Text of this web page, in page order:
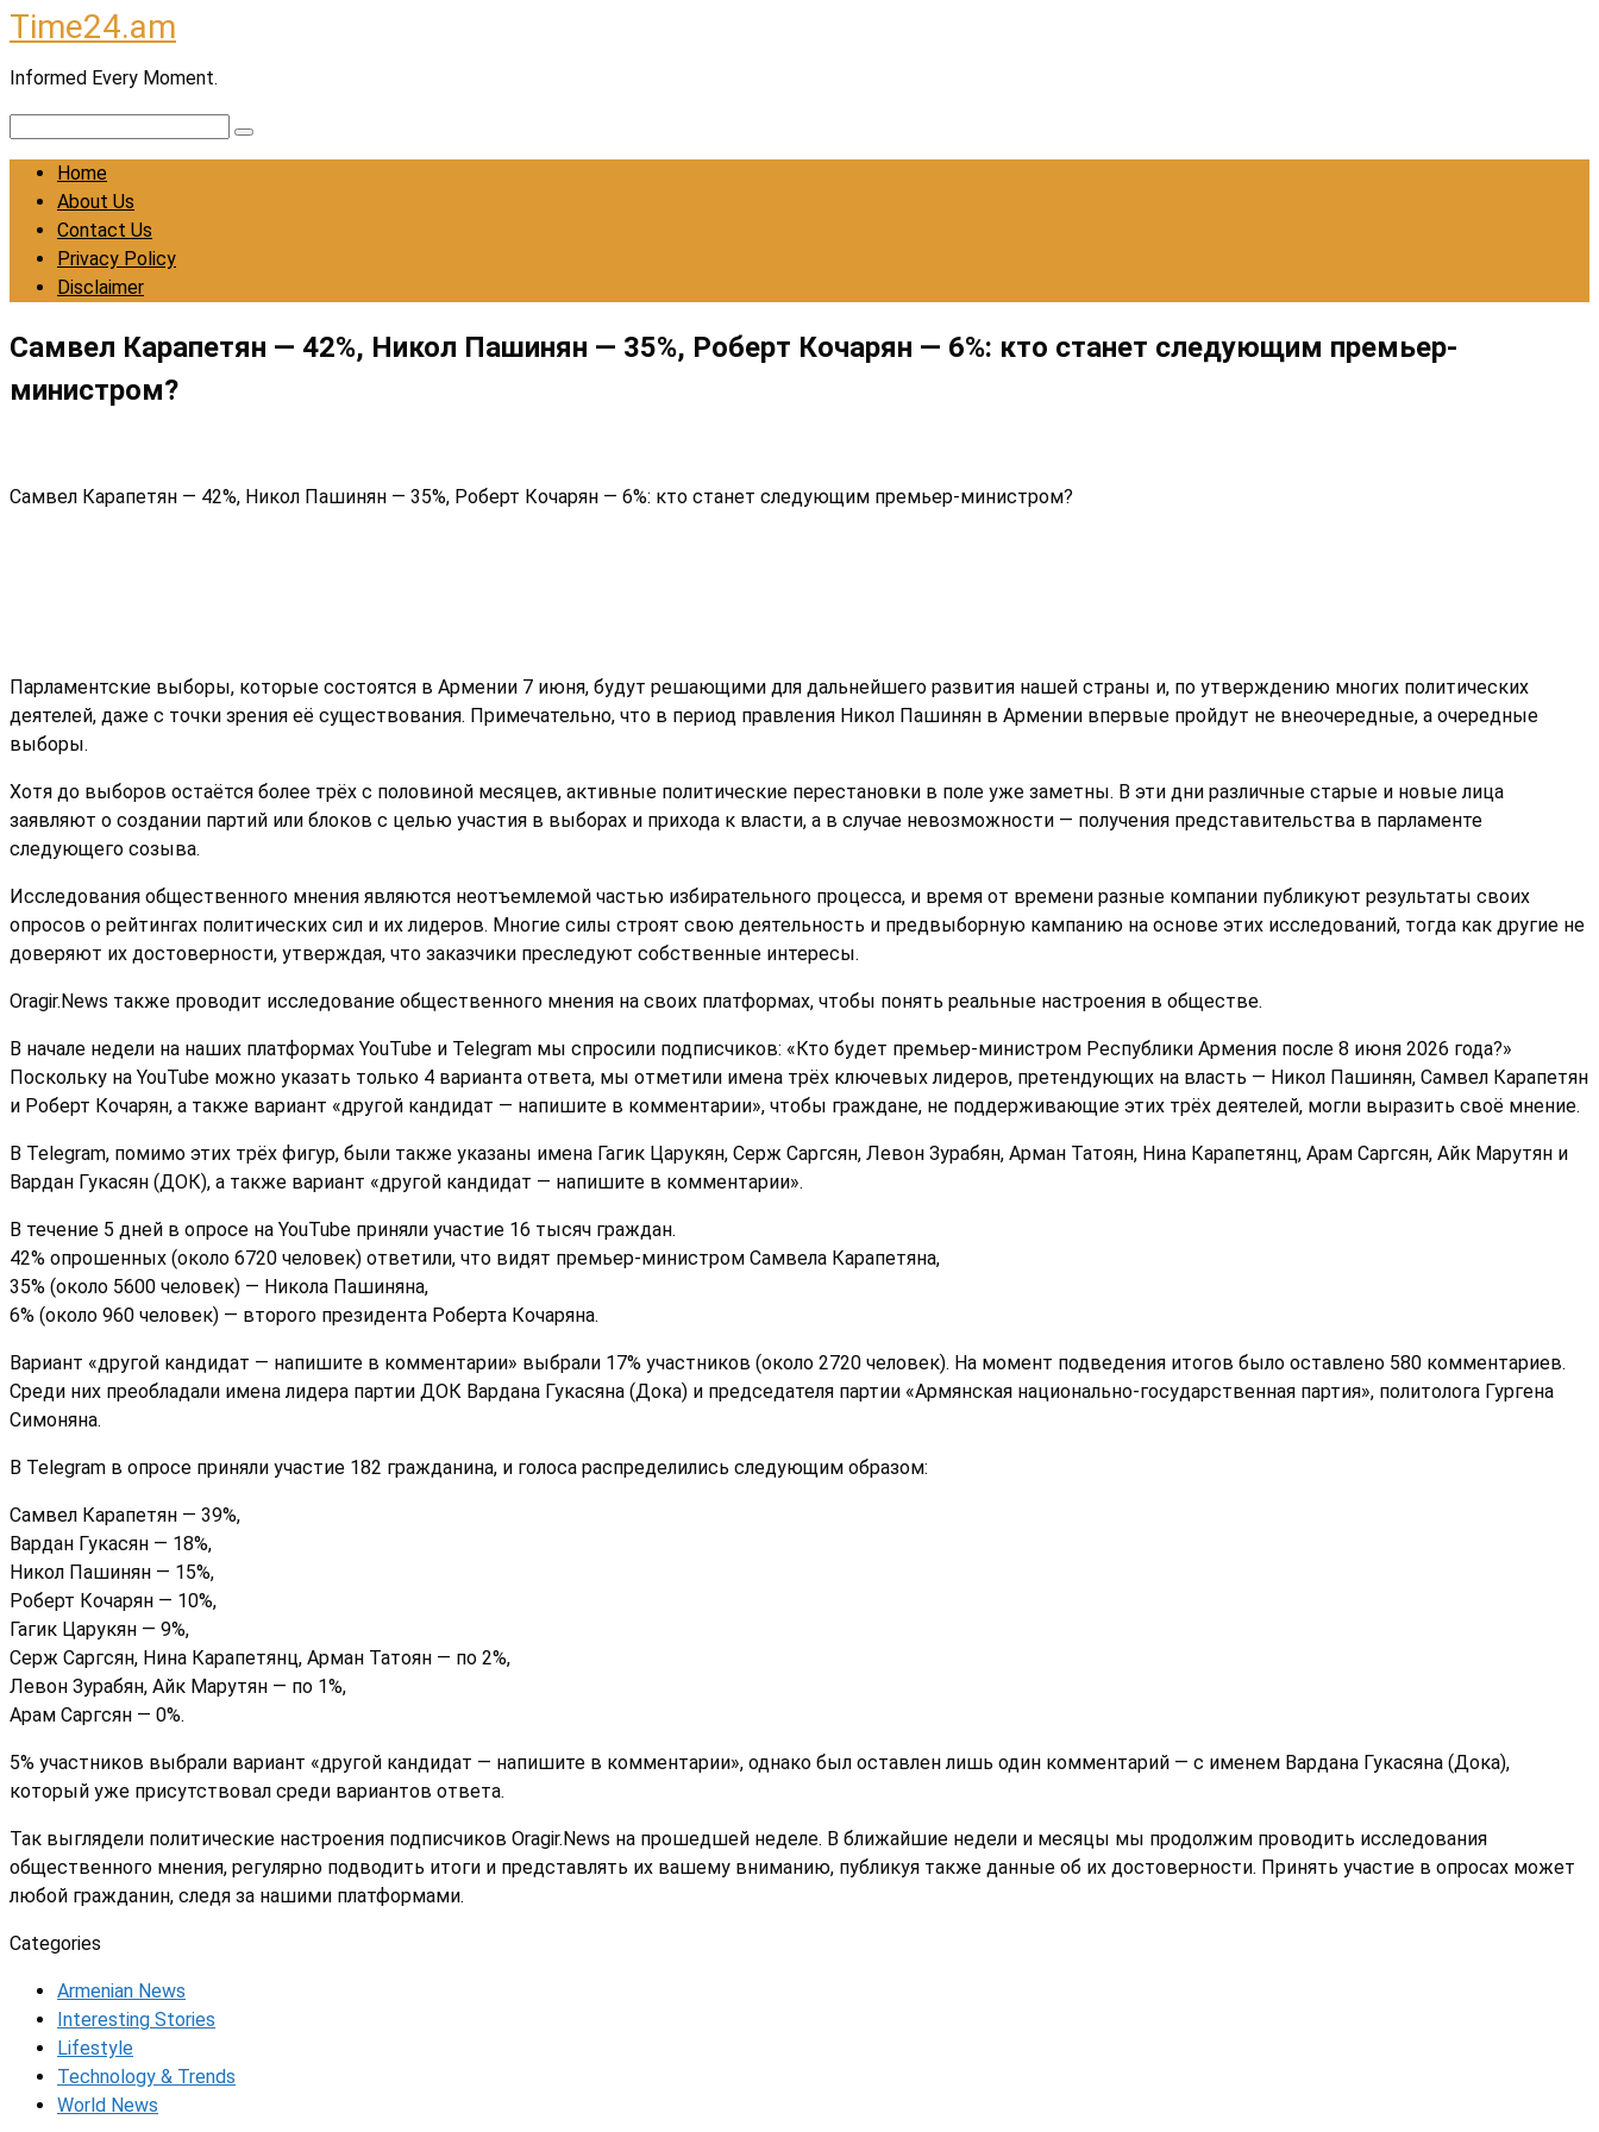
Skip
to
content
Time24.am
Informed Every Moment.
Home
About Us
Contact Us
Privacy Policy
Disclaimer
Самвел Карапетян — 42%, Никол Пашинян — 35%, Роберт Кочарян — 6%: кто станет следующим премьер-
министром?
Самвел Карапетян — 42%, Никол Пашинян — 35%, Роберт Кочарян — 6%: кто станет следующим премьер-министром?
Парламентские выборы, которые состоятся в Армении 7 июня, будут решающими для дальнейшего развития нашей страны и, по утверждению многих политических
деятелей, даже с точки зрения её существования. Примечательно, что в период правления Никол Пашинян в Армении впервые пройдут не внеочередные, а очередные
выборы.
Хотя до выборов остаётся более трёх с половиной месяцев, активные политические перестановки в поле уже заметны. В эти дни различные старые и новые лица
заявляют о создании партий или блоков с целью участия в выборах и прихода к власти, а в случае невозможности — получения представительства в парламенте
следующего созыва.
Исследования общественного мнения являются неотъемлемой частью избирательного процесса, и время от времени разные компании публикуют результаты своих
опросов о рейтингах политических сил и их лидеров. Многие силы строят свою деятельность и предвыборную кампанию на основе этих исследований, тогда как другие не
доверяют их достоверности, утверждая, что заказчики преследуют собственные интересы.
Oragir.News также проводит исследование общественного мнения на своих платформах, чтобы понять реальные настроения в обществе.
В начале недели на наших платформах YouTube и Telegram мы спросили подписчиков: «Кто будет премьер-министром Республики Армения после 8 июня 2026 года?»
Поскольку на YouTube можно указать только 4 варианта ответа, мы отметили имена трёх ключевых лидеров, претендующих на власть — Никол Пашинян, Самвел Карапетян
и Роберт Кочарян, а также вариант «другой кандидат — напишите в комментарии», чтобы граждане, не поддерживающие этих трёх деятелей, могли выразить своё мнение.
В Telegram, помимо этих трёх фигур, были также указаны имена Гагик Царукян, Серж Саргсян, Левон Зурабян, Арман Татоян, Нина Карапетянц, Арам Саргсян, Айк Марутян и
Вардан Гукасян (ДОК), а также вариант «другой кандидат — напишите в комментарии».
В течение 5 дней в опросе на YouTube приняли участие 16 тысяч граждан.
42% опрошенных (около 6720 человек) ответили, что видят премьер-министром Самвела Карапетяна,
35% (около 5600 человек) — Никола Пашиняна,
6% (около 960 человек) — второго президента Роберта Кочаряна.
Вариант «другой кандидат — напишите в комментарии» выбрали 17% участников (около 2720 человек). На момент подведения итогов было оставлено 580 комментариев.
Среди них преобладали имена лидера партии ДОК Вардана Гукасяна (Дока) и председателя партии «Армянская национально-государственная партия», политолога Гургена
Симоняна.
В Telegram в опросе приняли участие 182 гражданина, и голоса распределились следующим образом:
Самвел Карапетян — 39%,
Вардан Гукасян — 18%,
Никол Пашинян — 15%,
Роберт Кочарян — 10%,
Гагик Царукян — 9%,
Серж Саргсян, Нина Карапетянц, Арман Татоян — по 2%,
Левон Зурабян, Айк Марутян — по 1%,
Арам Саргсян — 0%.
5% участников выбрали вариант «другой кандидат — напишите в комментарии», однако был оставлен лишь один комментарий — с именем Вардана Гукасяна (Дока),
который уже присутствовал среди вариантов ответа.
Так выглядели политические настроения подписчиков Oragir.News на прошедшей неделе. В ближайшие недели и месяцы мы продолжим проводить исследования
общественного мнения, регулярно подводить итоги и представлять их вашему вниманию, публикуя также данные об их достоверности. Принять участие в опросах может
любой гражданин, следя за нашими платформами.
Categories
Armenian News
Interesting Stories
Lifestyle
Technology & Trends
World News